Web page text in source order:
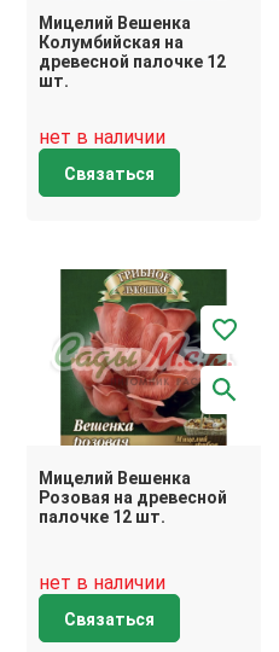
Мицелий Вешенка
Колумбийская на
древесной палочке 12
шт.
нет в наличии
Связаться
Мицелий Вешенка
Розовая на древесной
палочке 12 шт.
нет в наличии
Связаться